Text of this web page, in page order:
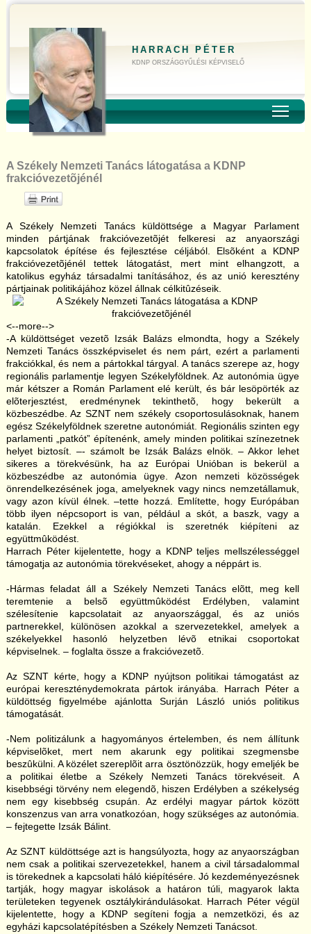
HARRACH PÉTER
KDNP ORSZÁGGYŰLÉSI KÉPVISELŐ
A Székely Nemzeti Tanács látogatása a KDNP
frakcióvezetõjénél
A Székely Nemzeti Tanács küldöttsége a Magyar Parlament
minden pártjának frakcióvezetõjét felkeresi az anyaországi
kapcsolatok építése és fejlesztése céljából. Elsõként a KDNP
frakcióvezetõjénél tettek látogatást, mert mint elhangzott, a
katolikus egyház társadalmi tanításához, és az unió keresztény
pártjainak politikájához közel állnak célkitûzéseik.
<--more-->
-A küldöttséget vezetõ Izsák Balázs elmondta, hogy a Székely
Nemzeti Tanács összképviselet és nem párt, ezért a parlamenti
frakciókkal, és nem a pártokkal tárgyal. A tanács szerepe az, hogy
regionális parlamentje legyen Székelyföldnek. Az autonómia ügye
már kétszer a Román Parlament elé került, és bár lesöpörték az
elõterjesztést, eredménynek tekinthetõ, hogy bekerült a
közbeszédbe. Az SZNT nem székely csoportosulásoknak, hanem
egész Székelyföldnek szeretne autonómiát. Regionális szinten egy
parlamenti „patkót” építenénk, amely minden politikai színezetnek
helyet biztosít. –- számolt be Izsák Balázs elnök. – Akkor lehet
sikeres a törekvésünk, ha az Európai Unióban is bekerül a
közbeszédbe az autonómia ügye. Azon nemzeti közösségek
önrendelkezésének joga, amelyeknek vagy nincs nemzetállamuk,
vagy azon kívül élnek. –tette hozzá. Említette, hogy Európában
több ilyen népcsoport is van, például a skót, a baszk, vagy a
katalán. Ezekkel a régiókkal is szeretnék kiépíteni az
együttmûködést.
Harrach Péter kijelentette, hogy a KDNP teljes mellszélességgel
támogatja az autonómia törekvéseket, ahogy a néppárt is.
-Hármas feladat áll a Székely Nemzeti Tanács elõtt, meg kell
teremtenie a belsõ együttmûködést Erdélyben, valamint
szélesítenie kapcsolatait az anyaországgal, és az uniós
partnerekkel, különösen azokkal a szervezetekkel, amelyek a
székelyekkel hasonló helyzetben lévõ etnikai csoportokat
képviselnek. – foglalta össze a frakcióvezetõ.
Az SZNT kérte, hogy a KDNP nyújtson politikai támogatást az
európai kereszténydemokrata pártok irányába. Harrach Péter a
küldöttség figyelmébe ajánlotta Surján László uniós politikus
támogatását.
-Nem politizálunk a hagyományos értelemben, és nem állítunk
képviselõket, mert nem akarunk egy politikai szegmensbe
beszûkülni. A közélet szereplõit arra ösztönözzük, hogy emeljék be
a politikai életbe a Székely Nemzeti Tanács törekvéseit. A
kisebbségi törvény nem elegendõ, hiszen Erdélyben a székelység
nem egy kisebbség csupán. Az erdélyi magyar pártok között
konszenzus van arra vonatkozóan, hogy szükséges az autonómia.
– fejtegette Izsák Bálint.
Az SZNT küldöttsége azt is hangsúlyozta, hogy az anyaországban
nem csak a politikai szervezetekkel, hanem a civil társadalommal
is törekednek a kapcsolati háló kiépítésére. Jó kezdeményezésnek
tartják, hogy magyar iskolások a határon túli, magyarok lakta
területeken tegyenek osztálykirándulásokat. Harrach Péter végül
kijelentette, hogy a KDNP segíteni fogja a nemzetközi, és az
egyházi kapcsolatépítésben a Székely Nemzeti Tanácsot.